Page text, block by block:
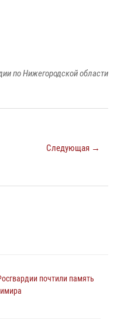
по Нижегородской области
Следующая →
почтили память